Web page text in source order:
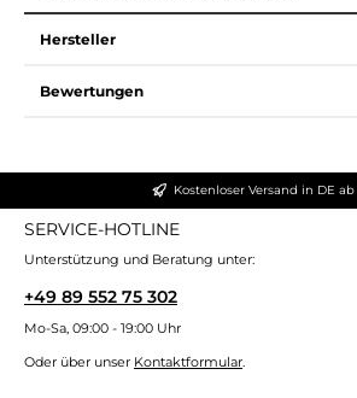
Hersteller
Bewertungen
Kostenloser Versand in DE
SERVICE-HOTLINE
Unterstützung und Beratung unter:
+49 89 552 75 302
Mo-Sa, 09:00 - 19:00 Uhr
Oder über unser Kontaktformular.